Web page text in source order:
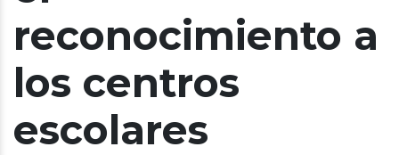
reconocimiento a
los centros
escolares